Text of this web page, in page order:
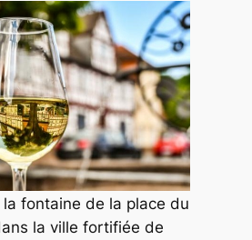
fontaine de la place du
la ville fortifiée de